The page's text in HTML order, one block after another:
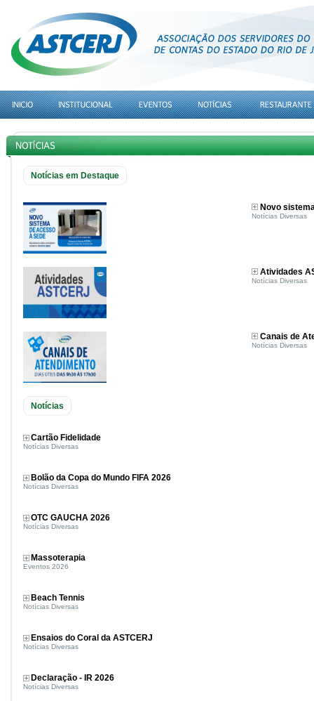
Notícias em Destaque
Novo
Notícias Diversas
Atividades
Notícias Diversas
Canais de
Notícias Diversas
Notícias
Cartão Fidelidade
Notícias Diversas
Bolão da Copa do Mundo FIFA 2026
Notícias Diversas
OTC GAUCHA 2026
Notícias Diversas
Massoterapia
Eventos 2026
Beach Tennis
Notícias Diversas
Ensaios do Coral da ASTCERJ
Notícias Diversas
Declaração - IR 2026
Notícias Diversas